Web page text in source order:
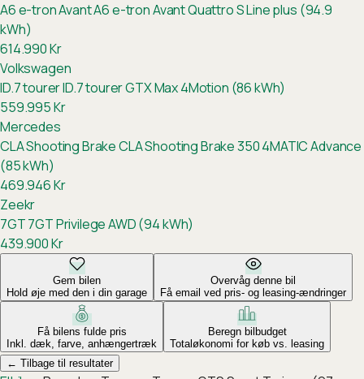
A6 e-tron AvantA6 e-tron Avant Quattro S Line plus (94.9
kWh)
614.990Kr
Volkswagen
ID.7 tourerID.7 tourer GTX Max 4Motion (86 kWh)
559.995Kr
Mercedes
CLA Shooting BrakeCLA Shooting Brake 350 4MATIC Advance
(85 kWh)
469.946Kr
Zeekr
7GT7GT Privilege AWD (94 kWh)
439.900Kr
Gem bilen
Hold øje med den i din garage
Overvåg denne bil
Få email ved pris- og leasing-ændringer
Få bilens fulde pris
Inkl. dæk, farve, anhængertræk
Beregn bilbudget
Totaløkonomi for køb vs. leasing
← Tilbage til resultater